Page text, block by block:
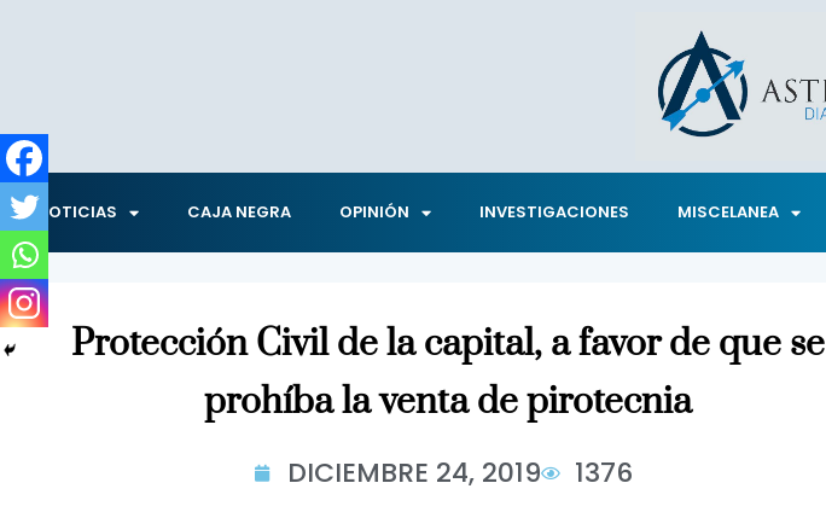
NOTICIAS CAJA NEGRA OPINIÓN INVESTIGACIONES MISCELANEA
Protección Civil de la capital, a favor de que se
prohíba la venta de pirotecnia
DICIEMBRE 24, 2019 1376